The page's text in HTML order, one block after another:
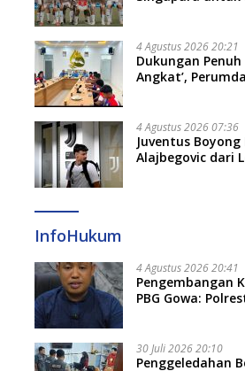
4 Agustus 2026 20:21
Dukungan Penuh
Angkat’,
4 Agustus 2026 07:36
Juventus Boyong
Alajbegovic dari
InfoHukum
4 Agustus 2026 20:41
Pengembangan
PBG Gowa:
30 Juli 2026 20:10
Penggeledahan